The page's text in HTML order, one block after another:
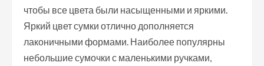
чтобы все цвета были насыщенными и яркими.
Яркий цвет сумки отлично дополняется
лаконичными формами. Наиболее популярны
небольшие сумочки с маленькими ручками,